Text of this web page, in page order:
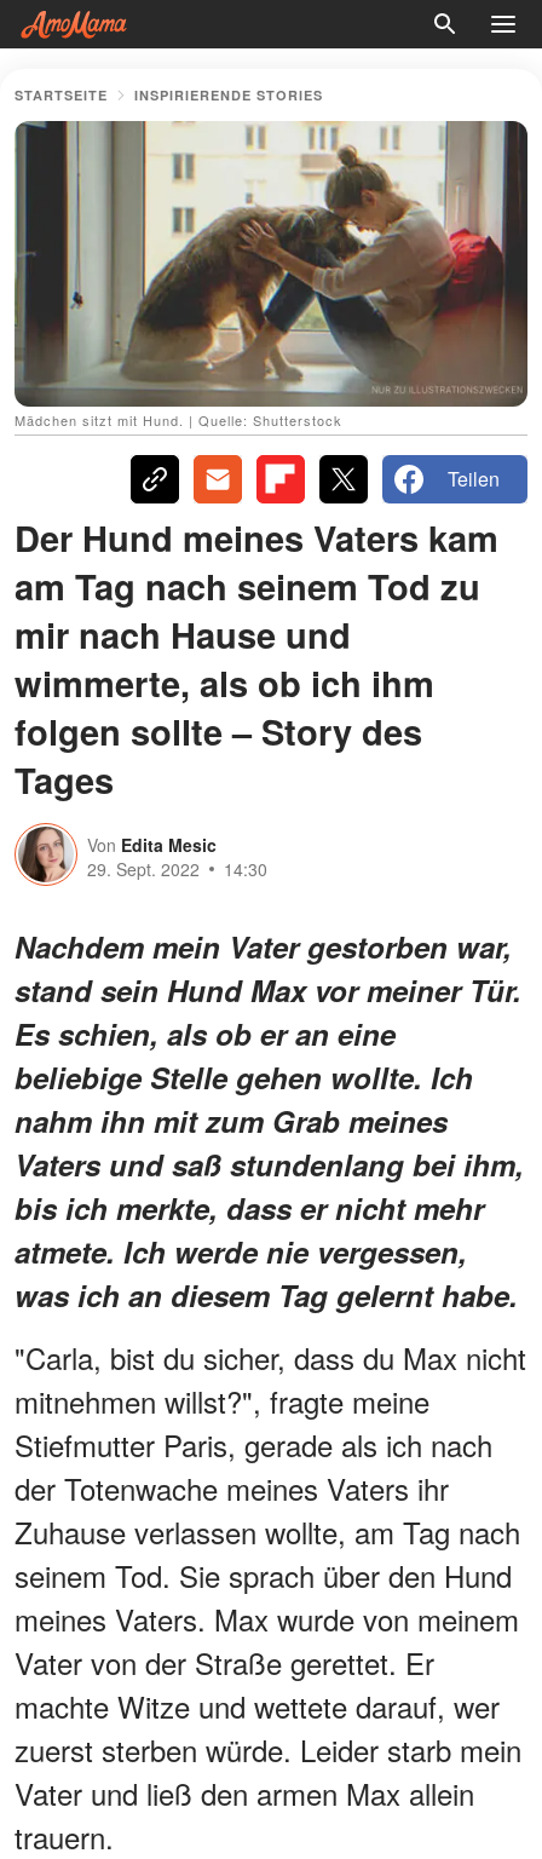
STARTSEITE INSPIRIERENDE STORIES
Mädchen sitzt mit Hund. | Quelle: Shutterstock
Teilen
Der Hund meines Vaters kam
am Tag nach seinem Tod zu
mir nach Hause und
wimmerte, als ob ich ihm
folgen sollte – Story des
Tages
Von Edita Mesic
29. Sept. 2022
14:30
Nachdem mein Vater gestorben war,
stand sein Hund Max vor meiner Tür.
Es schien, als ob er an eine
beliebige Stelle gehen wollte. Ich
nahm ihn mit zum Grab meines
Vaters und saß stundenlang bei ihm,
bis ich merkte, dass er nicht mehr
atmete. Ich werde nie vergessen,
was ich an diesem Tag gelernt habe.
"Carla, bist du sicher, dass du Max nicht
mitnehmen willst?", fragte meine
Stiefmutter Paris, gerade als ich nach
der Totenwache meines Vaters ihr
Zuhause verlassen wollte, am Tag nach
seinem Tod. Sie sprach über den Hund
meines Vaters. Max wurde von meinem
Vater von der Straße gerettet. Er
machte Witze und wettete darauf, wer
zuerst sterben würde. Leider starb mein
Vater und ließ den armen Max allein
trauern.